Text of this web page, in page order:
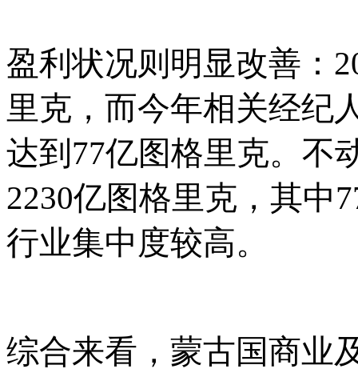
盈利状况则明显改善：
里克，而今年相关经纪
达到77亿图格里克。不
2230亿图格里克，其中
行业集中度较高。
综合来看，蒙古国商业